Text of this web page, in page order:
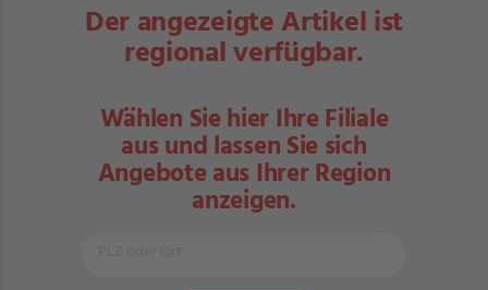
Der angezeigte Artikel ist
regional verfügbar.
Wählen Sie hier Ihre Filiale
aus und lassen Sie sich
Angebote aus Ihrer Region
anzeigen.